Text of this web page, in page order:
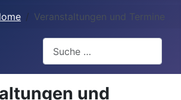
Veranstaltungen und Termine
und